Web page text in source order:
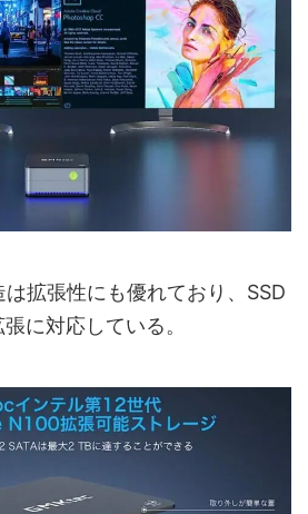
拡張性にも優れており、SSD
に対応している。